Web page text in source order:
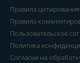
Правила цитирования
Правила
Пользовательское
Политика
Согласие на